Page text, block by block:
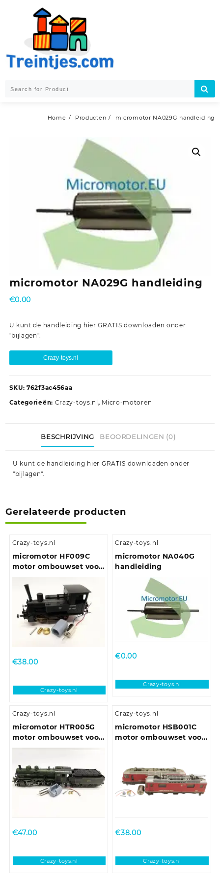
Home Producten micromotor NA029G handleiding
micromotor NA029G handleiding
€0.00
U kunt de handleiding hier GRATIS downloaden onder
"bijlagen".
Crazy-toys.nl
SKU: 762f3ac456aa
Categorieën: Crazy-toys.nl, Micro-motoren
BESCHRIJVING BEOORDELINGEN (0)
U kunt de handleiding hier GRATIS downloaden onder
"bijlagen".
Gerelateerde producten
Crazy-toys.nl
micromotor HF009C
motor ombouwset voor
DB/DRG/CSD/NS/SNCF,
€38.00
Crazy-toys.nl
Crazy-toys.nl
micromotor NA040G
handleiding
€0.00
Crazy-toys.nl
Crazy-toys.nl
micromotor HTR005G
motor ombouwset voor
Trix DB BR 38, DR BR
€47.00
Crazy-toys.nl
Crazy-toys.nl
micromotor HSB001C
motor ombouwset voor
met Schnittstelle en
vliegwiel)
€38.00
Crazy-toys.nl